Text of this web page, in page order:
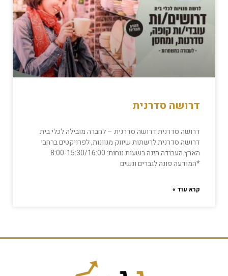
דרושה סדרנית
דרושה סדרנית דרושה סדרנית – לחברה מובילה לכלי בית
דרושה סדרנית לרשתות שיווק מגוונות, לפרויקטים ברחבי
הארץ.העבודה הינה בשעות נוחות: 8:00-15:30/16:00
*המודעה פונה לגברים ונשים
קרא עוד »